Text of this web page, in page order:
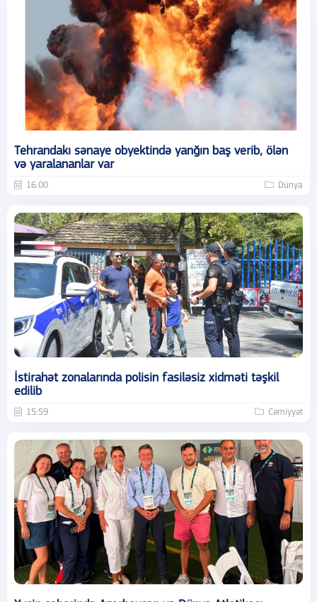
Tehrandakı sənaye obyektində yanğın baş verib, ölən
və yaralananlar var
16:00 Dünya
İstirahət zonalarında polisin fasiləsiz xidməti təşkil
edilib
15:59 Cəmiyyət